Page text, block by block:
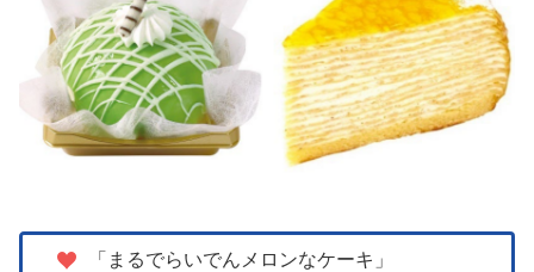
「まるでらいでんメロンなケーキ」